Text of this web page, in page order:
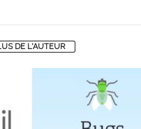
DE L'AUTEUR